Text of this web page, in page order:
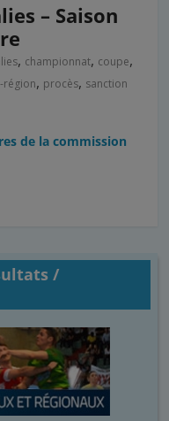
– Saison
, championnat, coupe,
région, procès, sanction
de la commission
/